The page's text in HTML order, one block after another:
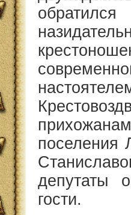
поселения
депутаты
гости.